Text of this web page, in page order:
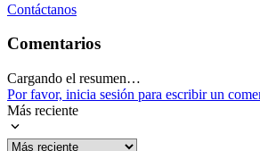
Contáctanos
Comentarios
Cargando el resumen…
Por favor, inicia sesión para escribir un
Más reciente